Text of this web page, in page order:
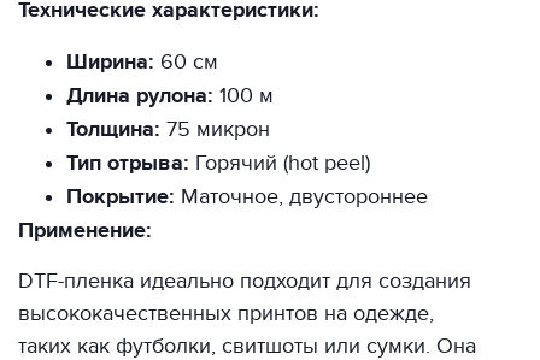
Технические характеристики:
Ширина: 60 см
Длина рулона: 100 м
Толщина: 75 микрон
Тип отрыва: Горячий (hot peel)
Покрытие: Маточное, двустороннее
Применение:
DTF-пленка идеально подходит для создания
высококачественных принтов на одежде,
таких как футболки, свитшоты или сумки. Она